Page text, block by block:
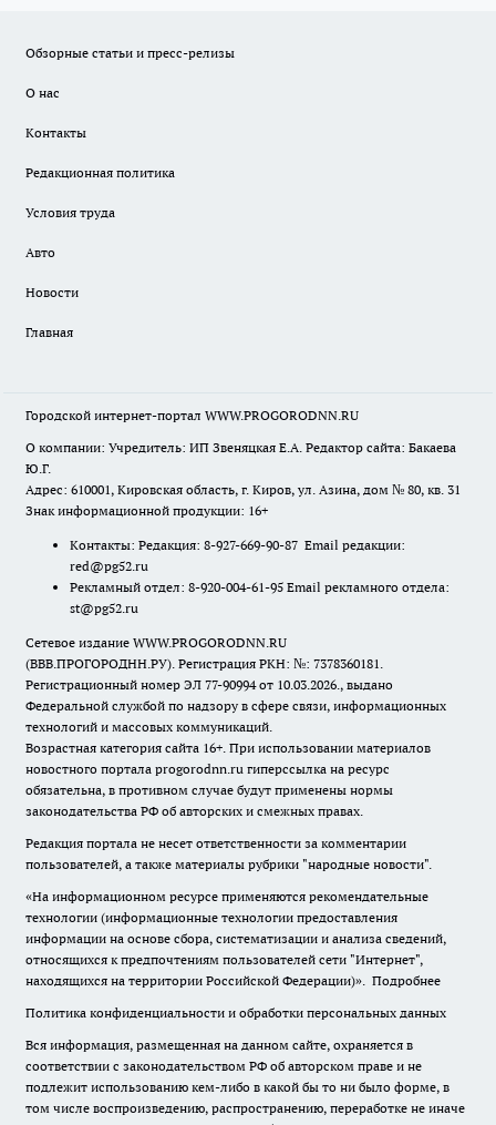
Обзорные статьи и пресс-релизы
О нас
Контакты
Редакционная политика
Условия труда
Авто
Новости
Главная
Городской интернет-портал WWW.PROGORODNN.RU
О компании: Учредитель: ИП Звеняцкая Е.А. Редактор сайта: Бакаева
Ю.Г.
Адрес: 610001, Кировская область, г. Киров, ул. Азина, дом № 80, кв. 31
Знак информационной продукции: 16+
Контакты: Редакция: 8-927-669-90-87 Email редакции:
red@pg52.ru
Рекламный отдел: 8-920-004-61-95 Email рекламного отдела:
st@pg52.ru
Сетевое издание WWW.PROGORODNN.RU
(ВВВ.ПРОГОРОДНН.РУ). Регистрация РКН: №: 7378360181.
Регистрационный номер ЭЛ 77-90994 от 10.03.2026., выдано
Федеральной службой по надзору в сфере связи, информационных
технологий и массовых коммуникаций.
Возрастная категория сайта 16+. При использовании материалов
новостного портала progorodnn.ru гиперссылка на ресурс
обязательна, в противном случае будут применены нормы
законодательства РФ об авторских и смежных правах.
Редакция портала не несет ответственности за комментарии
пользователей, а также материалы рубрики "народные новости".
«На информационном ресурсе применяются рекомендательные
технологии (информационные технологии предоставления
информации на основе сбора, систематизации и анализа сведений,
относящихся к предпочтениям пользователей сети "Интернет",
находящихся на территории Российской Федерации)». Подробнее
Политика конфиденциальности и обработки персональных данных
Вся информация, размещенная на данном сайте, охраняется в
соответствии с законодательством РФ об авторском праве и не
подлежит использованию кем-либо в какой бы то ни было форме, в
том числе воспроизведению, распространению, переработке не иначе